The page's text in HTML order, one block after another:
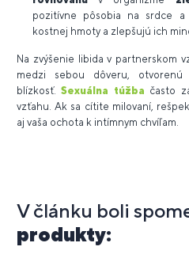
pozitívne pôsobia na srdce a
kostnej hmoty a zlepšujú ich
Na zvýšenie libida v partnerskom
medzi sebou dôveru, otvorenú
blízkosť.Sexuálna túžba často
vzťahu. Ak sa cítite milovaní,
aj vaša ochota k intímnym chvíľam.
V článku boli
produkty: